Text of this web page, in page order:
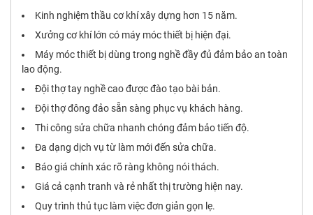
Kinh nghiệm thầu cơ khí xây dựng hơn 15 năm.
Xưởng cơ khí lớn có máy móc thiết bị hiện đại.
Máy móc thiết bị dùng trong nghề đầy đủ đảm bảo an toàn
lao động.
Đội thợ tay nghề cao được đào tạo bài bản.
Đội thợ đông đảo sẵn sàng phục vụ khách hàng.
Thi công sửa chữa nhanh chóng đảm bảo tiến độ.
Đa dạng dịch vụ từ làm mới đến sửa chữa.
Báo giá chính xác rõ ràng không nói thách.
Giá cả cạnh tranh và rẻ nhất thị trường hiện nay.
Quy trình thủ tục làm việc đơn giản gọn lẹ.